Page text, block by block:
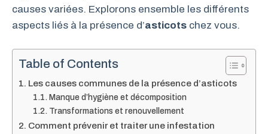
causes variées. Explorons ensemble les différents
aspects liés à la présence d’asticots chez vous.
Table of Contents
Les causes communes de la présence d’asticots
Manque d’hygiène et décomposition
Transformations et renouvellement
Comment prévenir et traiter une infestation